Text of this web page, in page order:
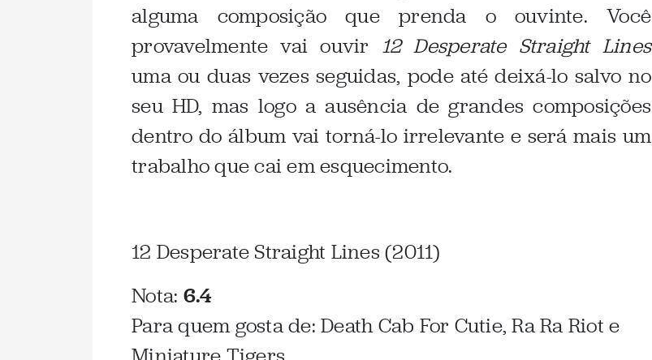
alguma composição que prenda o ouvinte. Você
provavelmente vai ouvir 12 Desperate Straight Lines
uma ou duas vezes seguidas, pode até deixá-lo salvo no
seu HD, mas logo a ausência de grandes composições
dentro do álbum vai torná-lo irrelevante e será mais um
trabalho que cai em esquecimento.
12 Desperate Straight Lines (2011)
Nota: 6.4
Para quem gosta de: Death Cab For Cutie, Ra Ra Riot e